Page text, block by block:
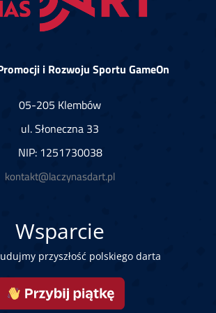
i Rozwoju Sportu GameOn
05-205 Klembów
ul. Słoneczna 33
NIP: 1251730038
kontakt@laczynasdart.pl
Wsparcie
przyszłość polskiego darta